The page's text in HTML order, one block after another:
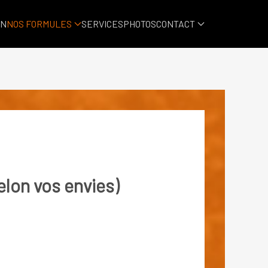
NOS FORMULES SERVICESPHOTOSCONTACT
vos envies)